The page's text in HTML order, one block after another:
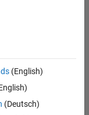
(English)
(Deutsch)